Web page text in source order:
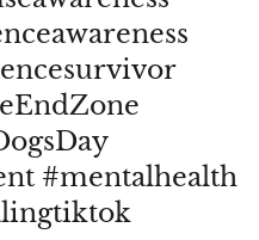
#mentalhealth